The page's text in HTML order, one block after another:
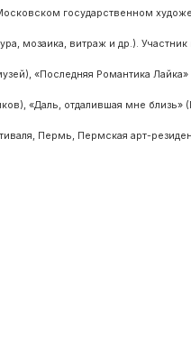
государственном
мозаика, витраж и др.).
«Последняя Романтика
«Даль, отдалившая мне близь»
Пермь, Пермская арт-